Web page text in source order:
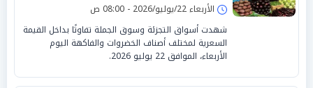
الأربعاء 22/يوليو/2026 - 08:00 ص
شهدت أسواق التجزئة وسوق الجملة تفاوتًا بداخل القيمة
السعرية لمختلف أصناف الخضروات والفاكهة اليوم
الأربعاء، الموافق 22 يوليو 2026.